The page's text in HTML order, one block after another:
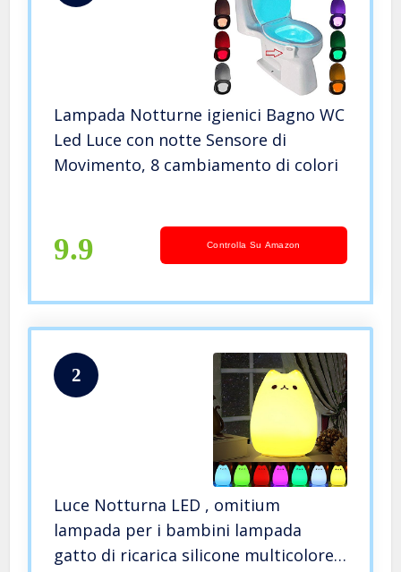
Lampada Notturne igienici Bagno WC
Led Luce con notte Sensore di
Movimento, 8 cambiamento di colori
9.9 Controlla Su Amazon
2
Luce Notturna LED , omitium
lampada per i bambini lampada
gatto di ricarica silicone multicolore